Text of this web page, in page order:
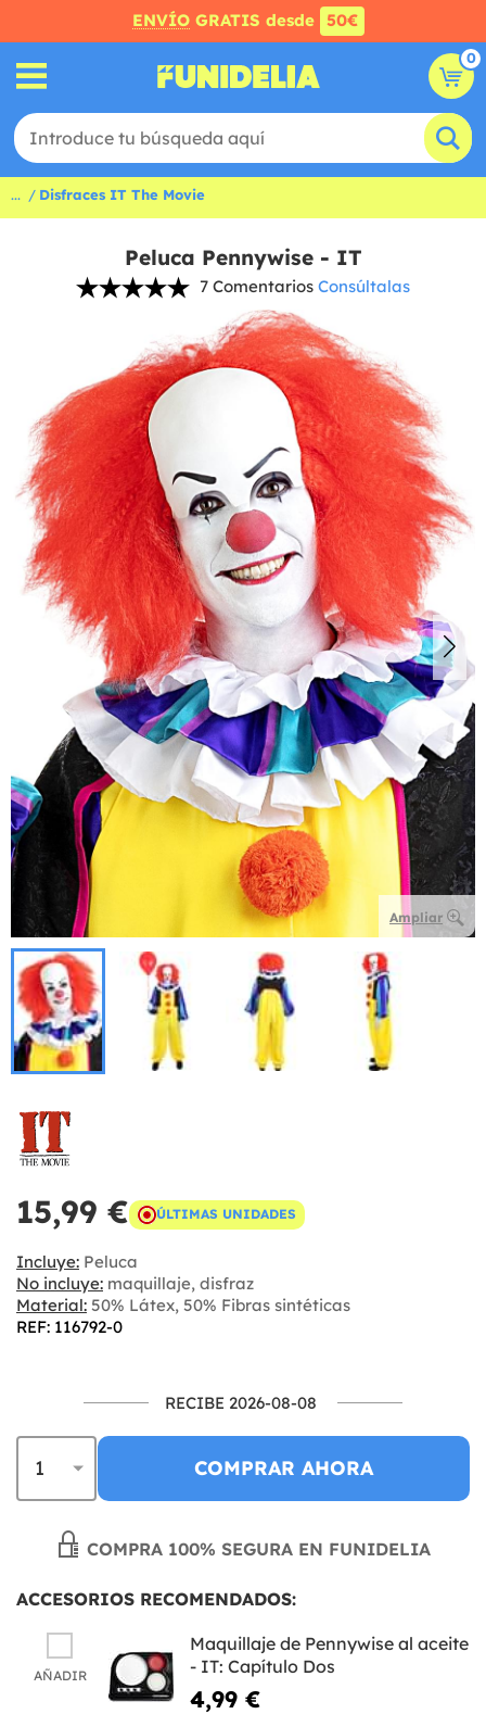
ENVÍO GRATIS desde 50€
0
... Disfraces IT The Movie
Peluca Pennywise - IT
7 Comentarios Consúltalas
Ampliar
15,99 € ÚLTIMAS UNIDADES
Incluye: Peluca
No incluye: maquillaje, disfraz
Material: 50% Látex, 50% Fibras sintéticas
REF: 116792-0
RECIBE 2026-08-08
COMPRAR AHORA
COMPRA 100% SEGURA EN FUNIDELIA
ACCESORIOS RECOMENDADOS:
AÑADIR
Maquillaje de Pennywise al aceite
- IT: Capítulo Dos
4,99 €